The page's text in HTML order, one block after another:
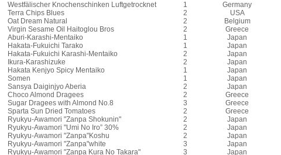
Westfälischer Knochenschinken Luftgetrocknet 1
Germany
Terra Chips Blues 2
USA
Oat Dream Natural 2
Belgium
Virgin Sesame Oil Haitoglou Bros 2
Greece
Aburi-Karashi-Mentaiko 1
Japan
Hakata-Fukuichi Tarako 1
Japan
Hakata-Fukuichi Karashi-Mentaiko 2
Japan
Ikura-Karashizuke 2
Japan
Hakata Kenjyo Spicy Mentaiko 1
Japan
Somen 1
Japan
Sansya Daiginjyo Aberia 2
Japan
Choco Almond Dragees 2
Greece
Sugar Dragees with Almond No.8 3
Greece
Sparta Sun Dried Tomatoes 2
Greece
Ryukyu-Awamori "Zanpa Shokunin" 2
Japan
Ryukyu-Awamori "Umi No Iro” 30% 2
Japan
Ryukyu-Awamori "Zanpa"Koshu 2
Japan
Ryukyu-Awamori "Zanpa"white 3
Japan
Ryukyu-Awamori "Zanpa Kura No Takara" 3
Japan